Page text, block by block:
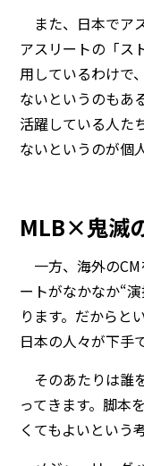
また、日本でア
アスリートの「ス
用しているわけで
ないというのもあ
活躍している人た
ないというのが個
MLB×鬼滅
一方、海外の
ートがなかなか“
ります。だからと
日本の人々が下手
そのあたりは誰
ってきます。脚本
くてもよいという